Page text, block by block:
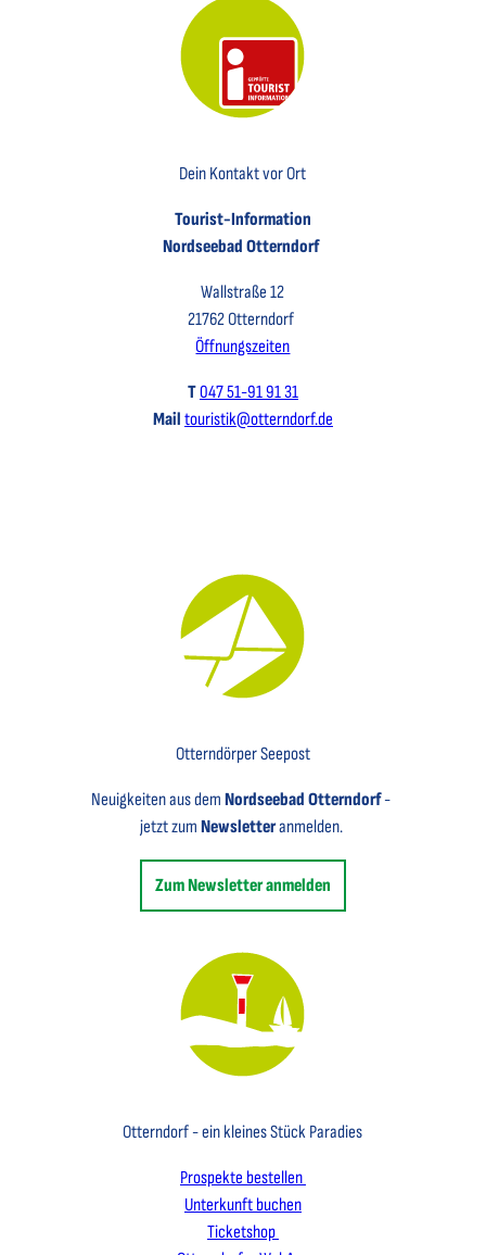
Dein Kontakt vor Ort
Tourist-Information
Nordseebad Otterndorf
Wallstraße 12
21762 Otterndorf
Öffnungszeiten
T047 51-91 91 31
Mail touristik@otterndorf.de
Otterndörper Seepost
Neuigkeiten aus demNordseebad Otterndorf-
jetzt zum Newsletteranmelden.
Zum Newsletter anmelden
Otterndorf - ein kleines Stück Paradies
Prospekte bestellen
Unterkunft buchen
Ticketshop